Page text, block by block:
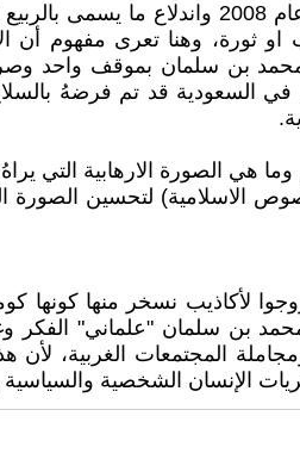
الثاني/ دافع سياسي داخلي: لا يخفى على أحد ما
او اضراب او ثورة، وهنا تعرى
بن سلمان بموقف واحد
في السعودية قد تم فرضهُ
الاسلامية) لتحسين
لأكاذيب نسخر منها
بن سلمان "علماني" الفكر
المجتمعات الغربية،
الإنسان الشخصية والسياسية